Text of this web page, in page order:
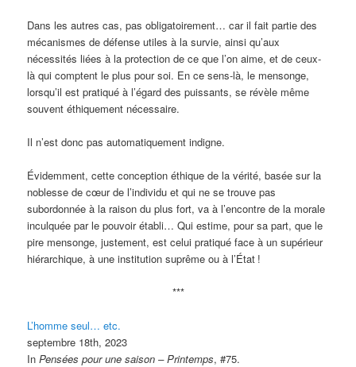
Dans les autres cas, pas obligatoirement… car il fait partie des
mécanismes de défense utiles à la survie, ainsi qu’aux
nécessités liées à la protection de ce que l’on aime, et de ceux-
là qui comptent le plus pour soi. En ce sens-là, le mensonge,
lorsqu’il est pratiqué à l’égard des puissants, se révèle même
souvent éthiquement nécessaire.
Il n’est donc pas automatiquement indigne.
Évidemment, cette conception éthique de la vérité, basée sur la
noblesse de cœur de l’individu et qui ne se trouve pas
subordonnée à la raison du plus fort, va à l’encontre de la morale
inculquée par le pouvoir établi… Qui estime, pour sa part, que le
pire mensonge, justement, est celui pratiqué face à un supérieur
hiérarchique, à une institution suprême ou à l’État !
***
L’homme seul… etc.
septembre 18th, 2023
InPensées pour une saison – Printemps, #75.